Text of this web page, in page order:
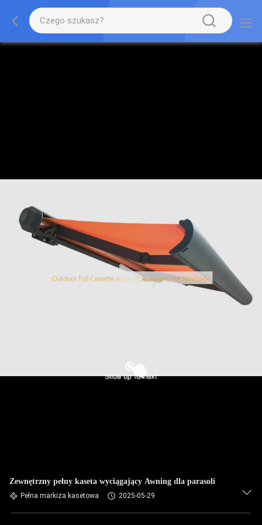
Zewnętrzny pełny kaseta wyciągający Awning dla parasoli
Pełna markiza kasetowa 2025-05-29